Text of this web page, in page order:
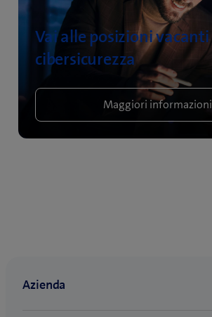
Vai alle posizioni vacanti
cibersicurezza
Maggiori informazioni